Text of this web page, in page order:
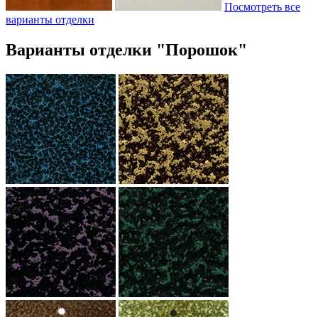
Посмотреть все
варианты отделки
Варианты отделки "Порошок"